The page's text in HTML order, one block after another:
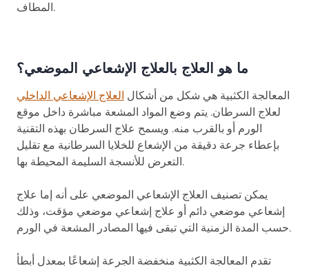
المطاف.
ما هو العلاج بالعلاج الإشعاعي الموضعي؟
المعالجة الكثبية هي شكل من أشكال العلاج الإشعاعي الداخلي
لعلاج السرطان. يتم وضع المواد المشعة مباشرة داخل موقع
الورم أو بالقرب منه. ويسمح علاج السرطان بهذه التقنية
بإعطاء جرعة دقيقة من الإشعاع للخلايا السرطانية مع تقليل
التعرض للأنسجة السليمة المحيطة بها.
يمكن تصنيف العلاج الإشعاعي الموضعي على أنه إما علاج
إشعاعي موضعي دائم أو علاج إشعاعي موضعي مؤقت، وذلك
حسب المدة الزمنية التي تبقى فيها المصادر المشعة في الورم.
تقدم المعالجة الكثبية منخفضة الجرعة إشعاعًا بمعدل أبطأ